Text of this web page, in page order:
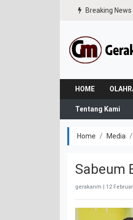
Breaking News
HOME
Tentang Kami
Home Media
Sabeum
gerakanm | 12